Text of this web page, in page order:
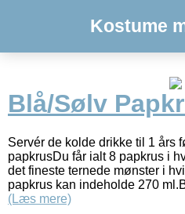
Kostume
Blå/Sølv
Servér de kolde drikke til 1 års
papkrusDu får ialt 8 papkrus i
det fineste ternede mønster i
papkrus kan indeholde 270
(Læs mere)